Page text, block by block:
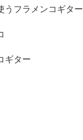
うフラメンコギター
ギター